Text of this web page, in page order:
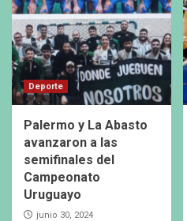
Deporte
Palermo y La Abasto
avanzaron a las
semifinales del
Campeonato
Uruguayo
junio 30, 2024